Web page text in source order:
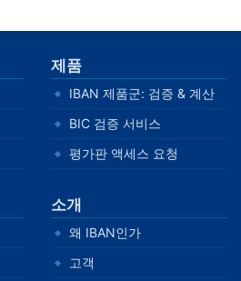
제품
IBAN 제품군: 검증 & 계산
BIC 검증 서비스
평가판 액세스 요청
소개
왜 IBAN인가
고객